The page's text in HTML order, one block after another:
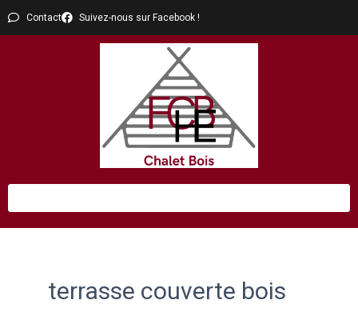
Contact Suivez-nous sur Facebook !
terrasse couverte bois